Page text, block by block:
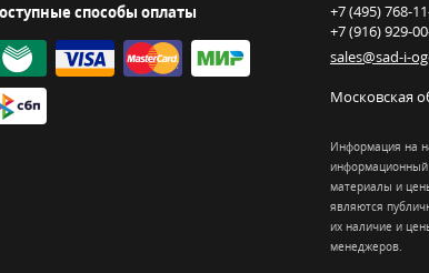
способы оплаты
+7 (495) 768-
+7 (916) 929-
sales@sad-i-
Московская
Информация на
информационный
материалы и
являются
их наличие и
менеджеров.